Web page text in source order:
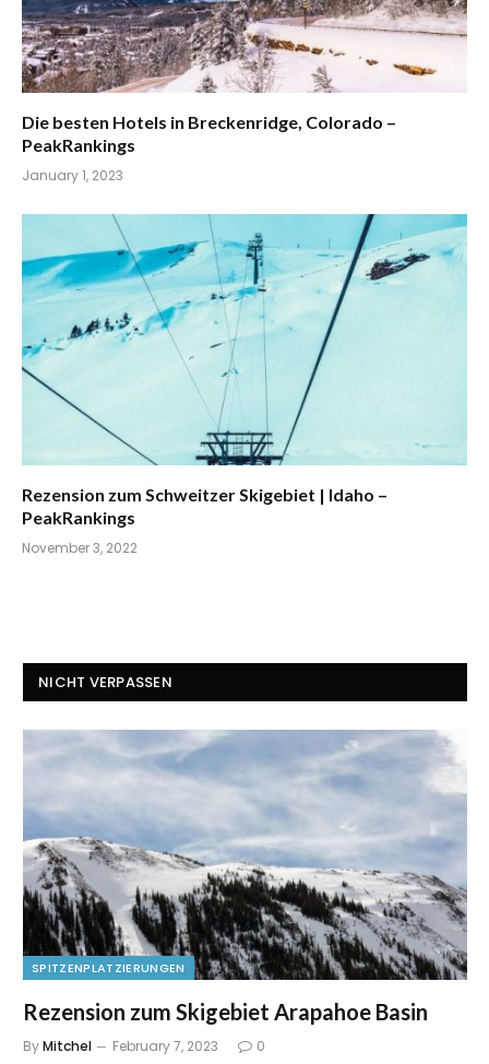
Die besten Hotels in Breckenridge, Colorado –
PeakRankings
January 1, 2023
Rezension zum Schweitzer Skigebiet | Idaho –
PeakRankings
November 3, 2022
NICHT VERPASSEN
SPITZENPLATZIERUNGEN
Rezension zum Skigebiet Arapahoe Basin
ByMitchel February 7, 2023 0